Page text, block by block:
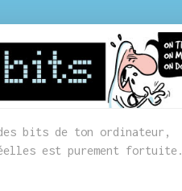
bits de ton ordinateur,
est purement fortuite.